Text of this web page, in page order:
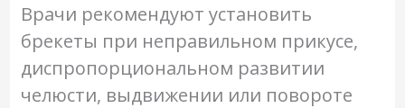
Врачи рекомендуют установить
брекеты при неправильном прикусе,
диспропорциональном развитии
челюсти, выдвижении или повороте